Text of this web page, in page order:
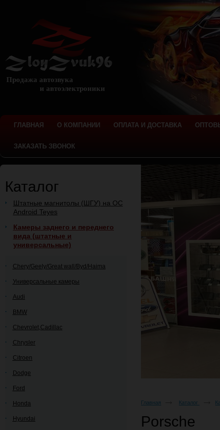
Продажа автозвука
и автоэлектроники
ГЛАВНАЯ О КОМПАНИИ ОПЛАТА И ДОСТАВКА
ЗАКАЗАТЬ ЗВОНОК
Каталог
Штатные магнитолы (ШГУ) на ОС
Android Teyes
Камеры заднего и переднего
вида (штатные и
универсальные)
Chery/Geely/Great wall/Byd/Haima
Универсальные камеры
Audi
BMW
Chevrolet,Cadillac
Chrysler
Citroen
Dodge
Ford
Honda
Hyundai
Главная Каталог
Porsche